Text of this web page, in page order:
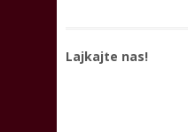
Lajkajte nas!